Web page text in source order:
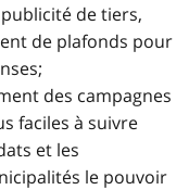
de tiers,
de plafonds pour
des campagnes
faciles à suivre
et les
le pouvoir